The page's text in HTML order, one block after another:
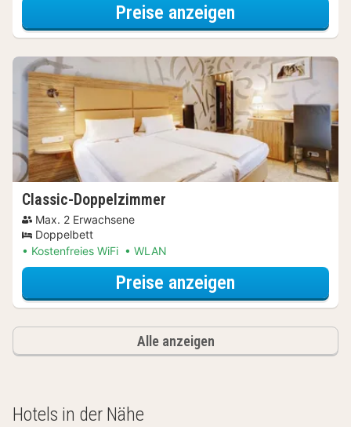
Preise anzeigen
Classic-Doppelzimmer
Max. 2 Erwachsene
Doppelbett
Kostenfreies WiFi
WLAN
Preise anzeigen
Alle anzeigen
Hotels in der Nähe